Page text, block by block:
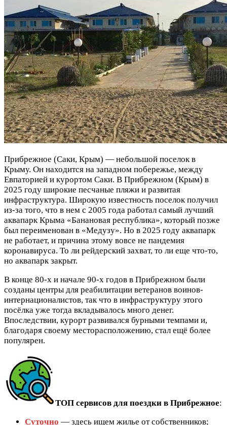
Прибрежное (Саки, Крым) — небольшой поселок в
Крыму. Он находится на западном побережье, между
Евпаторией и курортом Саки. В Прибрежном (Крым) в
2025 году широкие песчаные пляжи и развитая
инфраструктура. Широкую известность поселок получил
из-за того, что в нем с 2005 года работал самый лучший
аквапарк Крыма «Банановая республика», который позже
был переименован в «Медузу». Но в 2025 году аквапарк
не работает, и причина этому вовсе не пандемия
коронавируса. То ли рейдерский захват, то ли еще что-то,
но аквапарк закрыт.
В конце 80-х и начале 90-х годов в Прибрежном были
созданы центры для реабилитации ветеранов воинов-
интернационалистов, так что в инфраструктуру этого
посёлка уже тогда вкладывалось много денег.
Впоследствии, курорт развивался бурными темпами и,
благодаря своему месторасположению, стал ещё более
популярен.
ТОП сервисов для поездки в Прибрежное:
Суточно — здесь ищем жилье от собственников;